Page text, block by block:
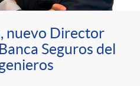
nuevo Director
Seguros del